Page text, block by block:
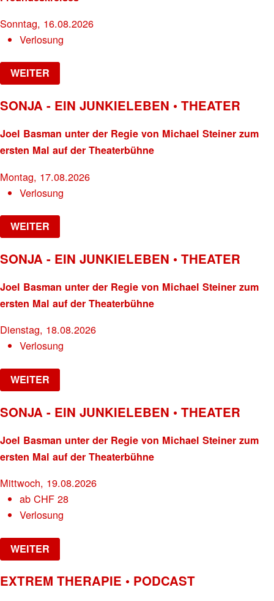
Sonntag, 16.08.2026
Verlosung
WEITER
SONJA - EIN JUNKIELEBEN • THEATER
Joel Basman unter der Regie von Michael Steiner zum
ersten Mal auf der Theaterbühne
Montag, 17.08.2026
Verlosung
WEITER
SONJA - EIN JUNKIELEBEN • THEATER
Joel Basman unter der Regie von Michael Steiner zum
ersten Mal auf der Theaterbühne
Dienstag, 18.08.2026
Verlosung
WEITER
SONJA - EIN JUNKIELEBEN • THEATER
Joel Basman unter der Regie von Michael Steiner zum
ersten Mal auf der Theaterbühne
Mittwoch, 19.08.2026
abCHF 28
Verlosung
WEITER
EXTREM THERAPIE • PODCAST